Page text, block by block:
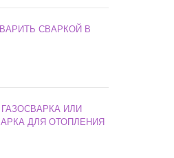
СВАРКОЙ В
ИЛИ
ДЛЯ ОТОПЛЕНИЯ